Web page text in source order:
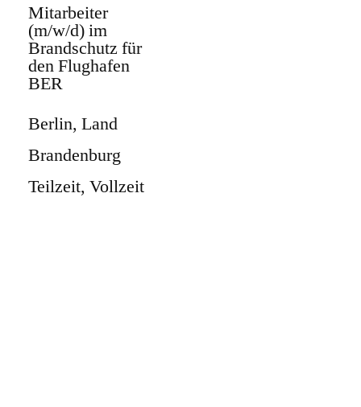
Mitarbeiter
(m/w/d) im
Brandschutz für
den Flughafen
BER
Berlin, Land
Brandenburg
Teilzeit, Vollzeit